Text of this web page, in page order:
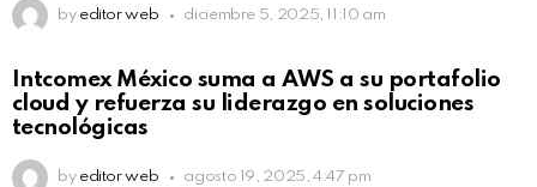
by editor web diciembre 5, 2025, 11:10 am
Intcomex México suma a AWS a su portafolio
cloud y refuerza su liderazgo en soluciones
tecnológicas
by editor web agosto 19, 2025, 4:47 pm